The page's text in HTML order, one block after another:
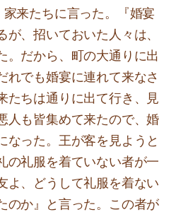
来たちに言った。『婚宴
が、招いておいた人々は、
。だから、町の大通りに出
れでも婚宴に連れて来なさ
たちは通りに出て行き、見
人も皆集めて来たので、婚
なった。王が客を見ようと
の礼服を着ていない者が一
よ、どうして礼服を着ない
のか』と言った。この者が